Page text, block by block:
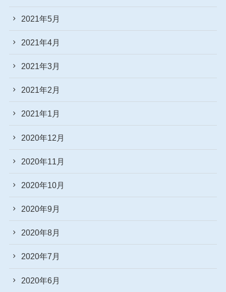
2021年5月
2021年4月
2021年3月
2021年2月
2021年1月
2020年12月
2020年11月
2020年10月
2020年9月
2020年8月
2020年7月
2020年6月